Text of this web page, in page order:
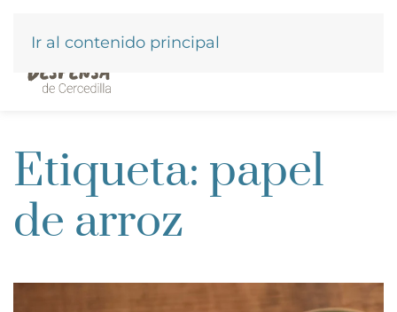
Ir al contenido principal
Etiqueta: papel
de arroz